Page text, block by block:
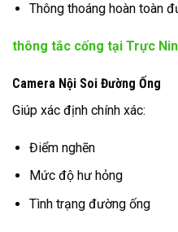
Thông thoáng hoàn toàn
thông tắc cống tại Trực
Camera Nội Soi Đường Ống
Giúp xác định chính xác:
Điểm nghẽn
Mức độ hư hỏng
Tình trạng đường ống